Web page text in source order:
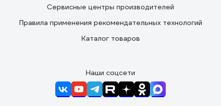
Сервисные центры производителей
Правила применения рекомендательных технологий
Каталог товаров
Наши соцсети